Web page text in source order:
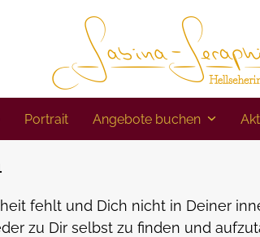
Portrait Angebote buchen
fehlt und Dich nicht in Deiner
zu Dir selbst zu finden und